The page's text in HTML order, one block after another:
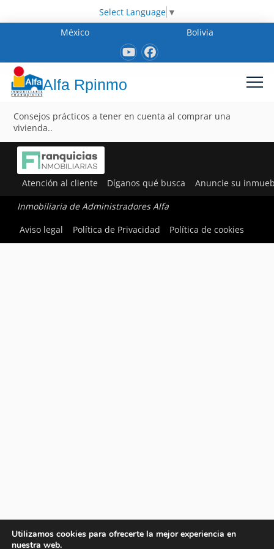
Select Language ▼
México
Bolivia
Alfa Rpinmo
Consejos prácticos a tener en cuenta al comprar una
vivienda..
Atención al cliente Díganos qué busca Anuncie su
Inmobiliaria de Administradores Alfa
Aviso legal
Política de Privacidad Política de cookies
Utilizamos cookies para ofrecerte la mejor experiencia en
nuestra web.